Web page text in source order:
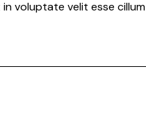
voluptate velit esse cillum